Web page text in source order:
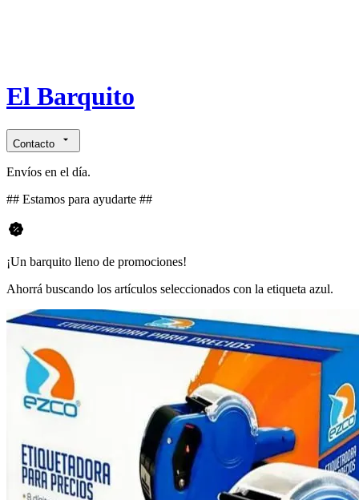
El Barquito
Contacto
Envíos en el día.
## Estamos para ayudarte ##
¡Un barquito lleno de promociones!
Ahorrá buscando los artículos seleccionados con la etiqueta azul.